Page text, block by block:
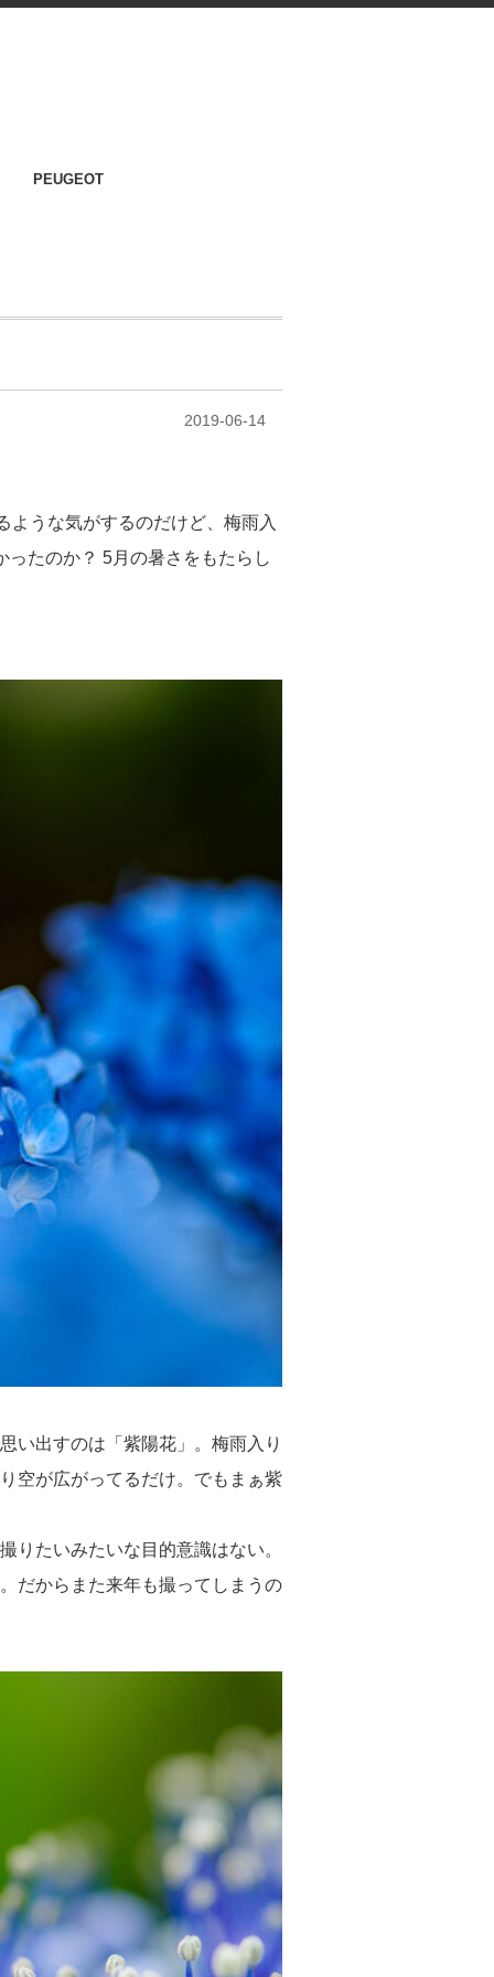
PEUGEOT
2019-06-14
うな気がするのだけど、梅雨入
たのか？ 5月の暑さをもたらし
い出すのは「紫陽花」。梅雨入り
空が広がってるだけ。でもまぁ紫
たいみたいな目的意識はない。
だからまた来年も撮ってしまうの